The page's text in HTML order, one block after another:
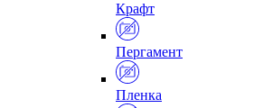
Крафт
Пергамент
Пленка